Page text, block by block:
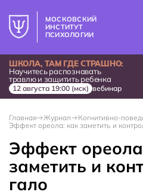
МОСКОВСКИЙ
ИНСТИТУТ
ПСИХОЛОГИИ
ШКОЛА, ТАМ ГДЕ СТРАШНО:
Научитесь распознавать
травлю и защитить ребенка
12 августа 19:00 (мск) вебинар
Главная Журнал
Когнитивно-
Эффект ореола: как заметить и
Эффект
заметить и
гало